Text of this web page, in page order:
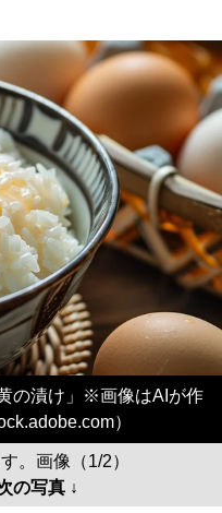
の漬け」※画像はAIが作
）
。画像（1/2）
の写真 ↓